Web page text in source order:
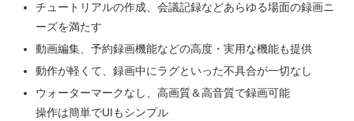
チュートリアルの作成、会議記録などあらゆる場面の録画ニ
ーズを満たす
動画編集、予約録画機能などの高度・実用な機能も提供
動作が軽くて、録画中にラグといった不具合が一切なし
ウォーターマークなし、高画質＆高音質で録画可能
操作は簡単でUIもシンプル